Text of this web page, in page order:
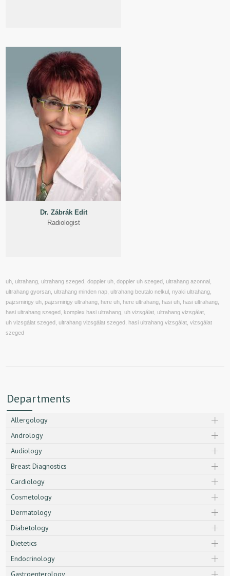
Dr. Zábrák Edit
Radiologist
uh, ultrahang, ultrahang szeged, doppler uh, doppler uh szeged, ultrahang azonnal,
ultrahang gyorsan, ultrahang minden nap, ultrahang beutalo nelkul, nyaki ultrahang,
pajzsmirigy uh, pajzsmirigy ultrahang, here uh, here ultrahang, hasi uh, hasi ultrahang,
hasi ultrahang szeged, komplex hasi ultrahang, uh vizsgálat, ultrahang vizsgálat,
uh vizsgálat szeged, ultrahang vizsgálat szeged, hasi ultrahang vizsgálat, vizsgálat
szeged
Departments
Allergology
Andrology
Audiology
Breast Diagnostics
Cardiology
Cosmetology
Dermatology
Diabetology
Dietetics
Endocrinology
Gastroenterology